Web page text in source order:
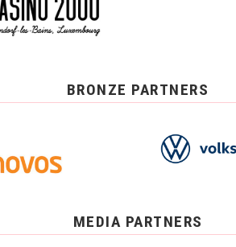
BRONZE PARTNERS
MEDIA PARTNERS